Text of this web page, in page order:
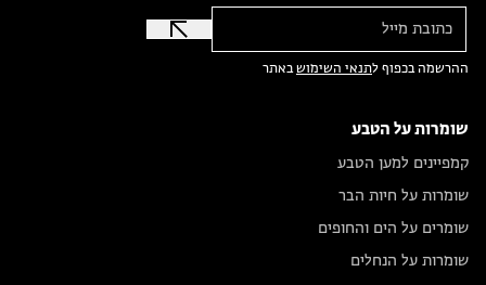
ההרשמה בכפוף לתנאי השימושבאתר
שומרות על הטבע
קמפיינים למען הטבע
שומרות על חיות הבר
שומרים על הים והחופים
שומרות על הנחלים